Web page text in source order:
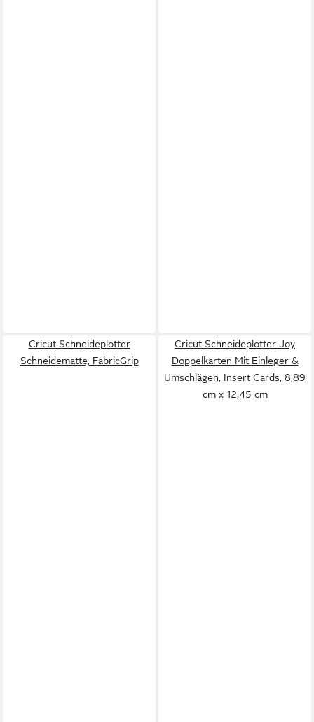
Cricut Schneideplotter
Schneidematte, FabricGrip
Cricut Schneideplotter Joy
Doppelkarten Mit Einleger &
Umschlägen, Insert Cards, 8,89
cm x 12,45 cm